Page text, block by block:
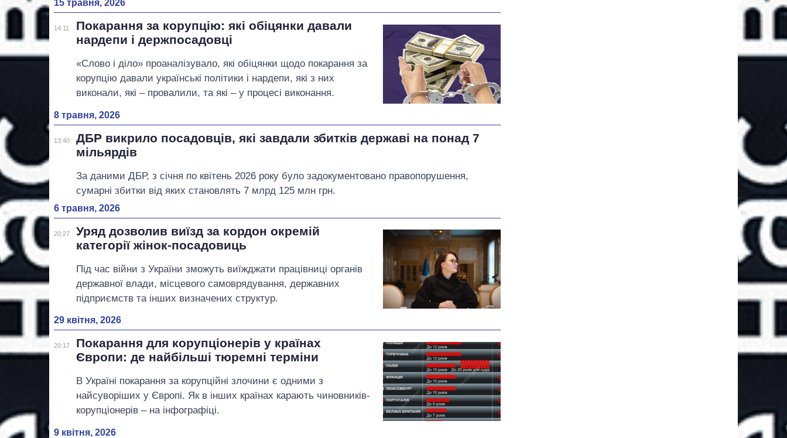
15 травня, 2026
14:11
Покарання за корупцію: які обіцянки давали
нардепи і держпосадовці
«Слово і діло» проаналізувало, які обіцянки щодо покарання за
корупцію давали українські політики і нардепи, які з них
виконали, які – провалили, та які – у процесі виконання.
8 травня, 2026
13:40
ДБР викрило посадовців, які завдали збитків державі на понад 7
мільярдів
За даними ДБР, з січня по квітень 2026 року було задокументовано правопорушення,
сумарні збитки від яких становлять 7 млрд 125 млн грн.
6 травня, 2026
20:27
Уряд дозволив виїзд за кордон окремій
категорії жінок-посадовиць
Під час війни з України зможуть виїжджати працівниці органів
державної влади, місцевого самоврядування, державних
підприємств та інших визначених структур.
29 квітня, 2026
20:17
Покарання для корупціонерів у країнах
Європи: де найбільші тюремні терміни
В Україні покарання за корупційні злочини є одними з
найсуворіших у Європі. Як в інших країнах карають чиновників-
корупціонерів – на інфографіці.
9 квітня, 2026